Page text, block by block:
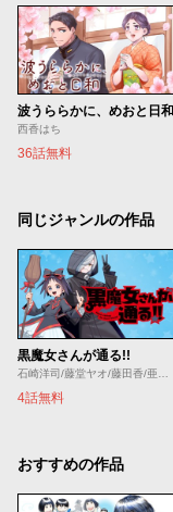
波うららかに、めおと日和
西香はち
36話無料
同じジャンルの作品
黒魔女さんが通る!!
石崎洋司/藤堂ヤオ/藤田香/亜沙美
4話無料
おすすめの作品